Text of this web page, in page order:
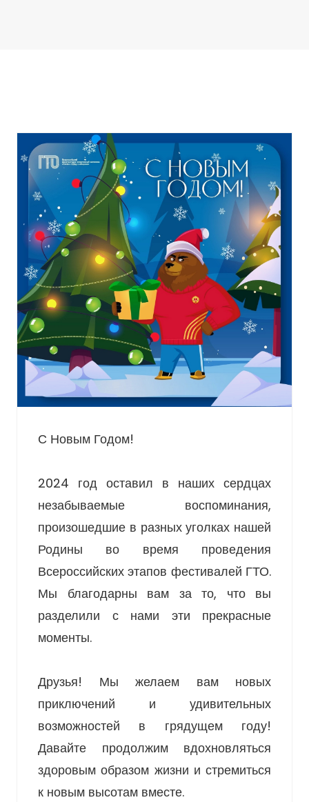
С Новым Годом!
2024 год оставил в наших сердцах
незабываемые воспоминания,
произошедшие в разных уголках нашей
Родины во время проведения
Всероссийских этапов фестивалей ГТО.
Мы благодарны вам за то, что вы
разделили с нами эти прекрасные
моменты.
Друзья! Мы желаем вам новых
приключений и удивительных
возможностей в грядущем году!
Давайте продолжим вдохновляться
здоровым образом жизни и стремиться
к новым высотам вместе.